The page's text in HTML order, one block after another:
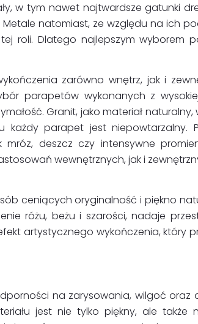
w tym nawet najtwardsze gatunki
natomiast, ze względu na ich
roli. Dlatego najlepszym wyborem
zarówno wnętrz, jak i
parapetów wykonanych z
Granit, jako materiał naturalny,
parapet jest niepowtarzalny.
deszcz czy intensywne
wewnętrznych, jak i
ceniących oryginalność i piękno
różu, beżu i szarości, nadaje
artystycznego wykończenia, który
na zarysowania, wilgoć oraz
jest nie tylko piękny, ale także